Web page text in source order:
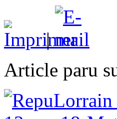
|
Article paru